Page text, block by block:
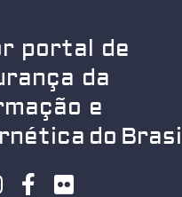
portal de
da
e
do